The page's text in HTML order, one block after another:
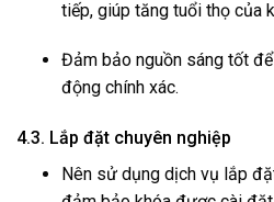
tiếp, giúp tăng tuổi thọ của
Đảm bảo nguồn sáng tốt
động chính xác.
4.3. Lắp đặt chuyên nghiệp
Nên sử dụng dịch vụ lắp